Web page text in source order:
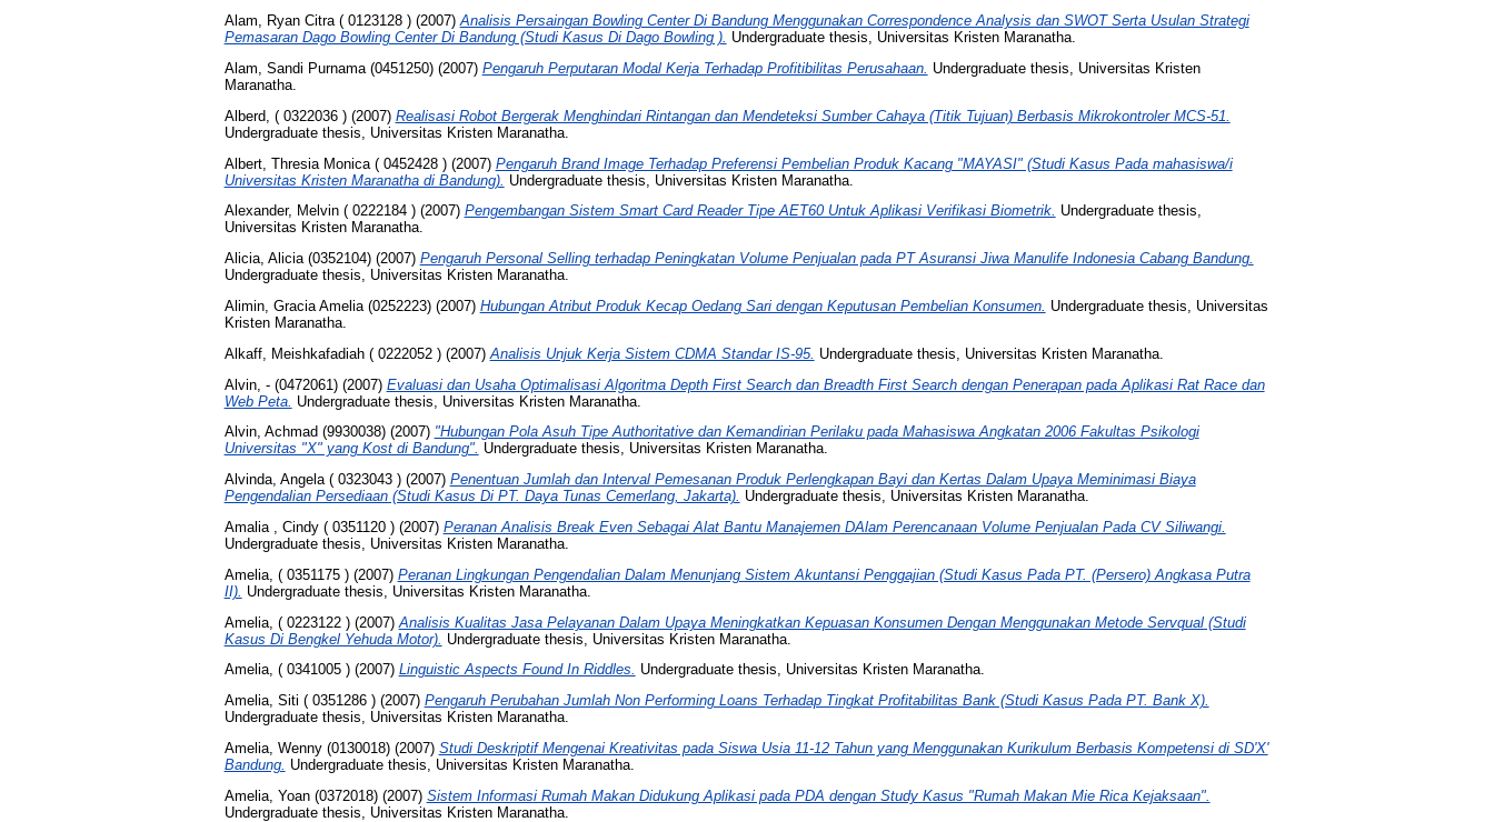
Alam, Ryan Citra ( 0123128 )(2007)Analisis Persaingan Bowling Center Di Bandung Menggunakan Correspondence Analysis dan SWOT Serta Usulan Strategi
Pemasaran Dago Bowling Center Di Bandung (Studi Kasus Di Dago Bowling ). Undergraduate thesis, Universitas Kristen Maranatha.
Alam, Sandi Purnama (0451250)(2007) Pengaruh Perputaran Modal Kerja Terhadap Profitibilitas Perusahaan. Undergraduate thesis, Universitas Kristen
Maranatha.
Alberd, ( 0322036 )(2007) Realisasi Robot Bergerak Menghindari Rintangan dan Mendeteksi Sumber Cahaya (Titik Tujuan) Berbasis Mikrokontroler MCS-51.
Undergraduate thesis, Universitas Kristen Maranatha.
Albert, Thresia Monica ( 0452428 )(2007) Pengaruh Brand Image Terhadap Preferensi Pembelian Produk Kacang "MAYASI" (Studi Kasus Pada mahasiswa/i
Universitas Kristen Maranatha di Bandung). Undergraduate thesis, Universitas Kristen Maranatha.
Alexander, Melvin ( 0222184 )(2007) Pengembangan Sistem Smart Card Reader Tipe AET60 Untuk Aplikasi Verifikasi Biometrik. Undergraduate thesis,
Universitas Kristen Maranatha.
Alicia, Alicia (0352104)(2007) Pengaruh Personal Selling terhadap Peningkatan Volume Penjualan pada PT Asuransi Jiwa Manulife Indonesia Cabang Bandung.
Undergraduate thesis, Universitas Kristen Maranatha.
Alimin, Gracia Amelia (0252223)(2007) Hubungan Atribut Produk Kecap Oedang Sari dengan Keputusan Pembelian Konsumen. Undergraduate thesis, Universitas
Kristen Maranatha.
Alkaff, Meishkafadiah ( 0222052 )(2007) Analisis Unjuk Kerja Sistem CDMA Standar IS-95. Undergraduate thesis, Universitas Kristen Maranatha.
Alvin, - (0472061)(2007) Evaluasi dan Usaha Optimalisasi Algoritma Depth First Search dan Breadth First Search dengan Penerapan pada Aplikasi Rat Race dan
Web Peta. Undergraduate thesis, Universitas Kristen Maranatha.
Alvin, Achmad (9930038)(2007) "Hubungan Pola Asuh Tipe Authoritative dan Kemandirian Perilaku pada Mahasiswa Angkatan 2006 Fakultas Psikologi
Universitas "X" yang Kost di Bandung". Undergraduate thesis, Universitas Kristen Maranatha.
Alvinda, Angela ( 0323043 )(2007) Penentuan Jumlah dan Interval Pemesanan Produk Perlengkapan Bayi dan Kertas Dalam Upaya Meminimasi Biaya
Pengendalian Persediaan (Studi Kasus Di PT. Daya Tunas Cemerlang, Jakarta). Undergraduate thesis, Universitas Kristen Maranatha.
Amalia , Cindy ( 0351120 )(2007) Peranan Analisis Break Even Sebagai Alat Bantu Manajemen DAlam Perencanaan Volume Penjualan Pada CV Siliwangi.
Undergraduate thesis, Universitas Kristen Maranatha.
Amelia, ( 0351175 )(2007) Peranan Lingkungan Pengendalian Dalam Menunjang Sistem Akuntansi Penggajian (Studi Kasus Pada PT. (Persero) Angkasa Putra
II). Undergraduate thesis, Universitas Kristen Maranatha.
Amelia, ( 0223122 )(2007) Analisis Kualitas Jasa Pelayanan Dalam Upaya Meningkatkan Kepuasan Konsumen Dengan Menggunakan Metode Servqual (Studi
Kasus Di Bengkel Yehuda Motor). Undergraduate thesis, Universitas Kristen Maranatha.
Amelia, ( 0341005 )(2007) Linguistic Aspects Found In Riddles. Undergraduate thesis, Universitas Kristen Maranatha.
Amelia, Siti ( 0351286 )(2007) Pengaruh Perubahan Jumlah Non Performing Loans Terhadap Tingkat Profitabilitas Bank (Studi Kasus Pada PT. Bank X).
Undergraduate thesis, Universitas Kristen Maranatha.
Amelia, Wenny (0130018)(2007) Studi Deskriptif Mengenai Kreativitas pada Siswa Usia 11-12 Tahun yang Menggunakan Kurikulum Berbasis Kompetensi di SD'X'
Bandung. Undergraduate thesis, Universitas Kristen Maranatha.
Amelia, Yoan (0372018)(2007) Sistem Informasi Rumah Makan Didukung Aplikasi pada PDA dengan Study Kasus "Rumah Makan Mie Rica Kejaksaan".
Undergraduate thesis, Universitas Kristen Maranatha.